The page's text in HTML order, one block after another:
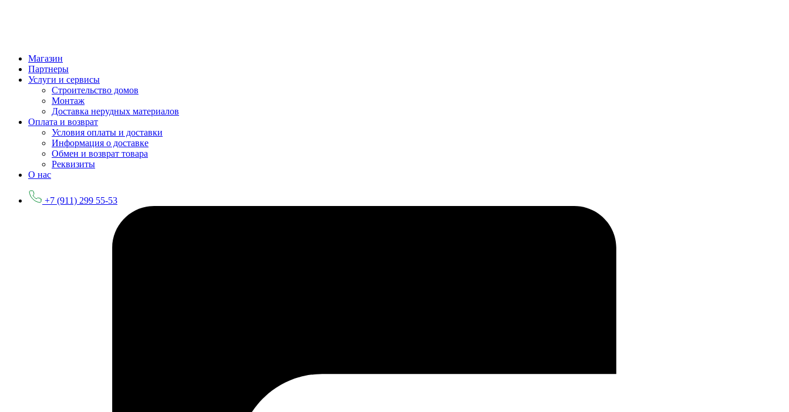
Магазин
Партнеры
Услуги и сервисы
Строительство домов
Монтаж
Доставка нерудных материалов
Оплата и возврат
Условия оплаты и доставки
Информация о доставке
Обмен и возврат товара
Реквизиты
О нас
+7 (911) 299 55-53